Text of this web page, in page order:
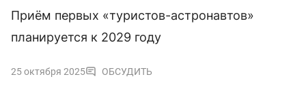
Приём первых «туристов-астронавтов»
планируется к 2029 году
25 октября 2025 ОБСУДИТЬ